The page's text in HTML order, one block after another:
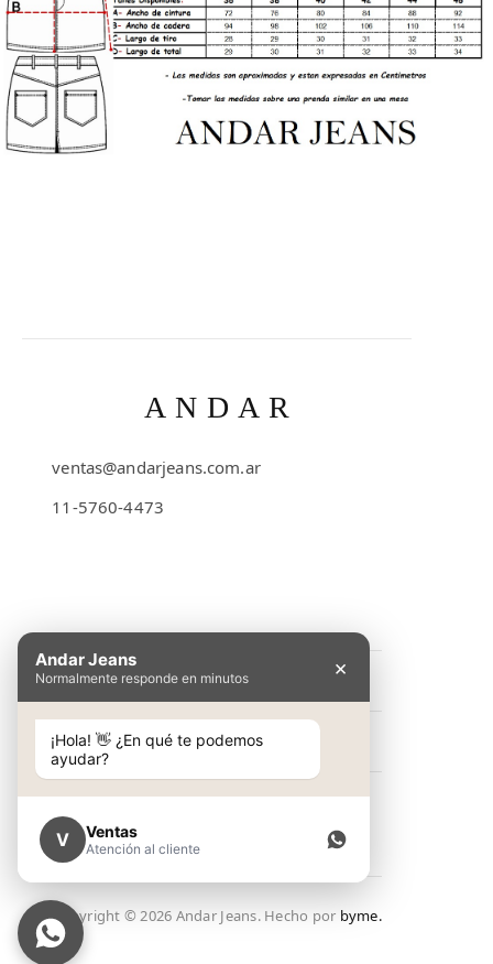
ANDAR
ventas@andarjeans.com.ar
11-5760-4473
INFORMACIÓN
Preguntas Frecuentes
NOSOTROS
Conocé Andar Jeans
Política de Privacidad
Ver colección
NEW IN
Lookbook
Copyright ©2026 Andar Jeans. Hecho por byme.
Andar Jeans
Normalmente responde en minutos ×
¡Hola! 👋 ¿En qué te podemos
ayudar?
V Ventas
Atención al cliente